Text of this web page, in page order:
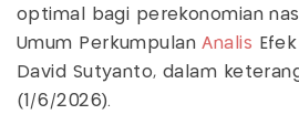
optimal bagi perekonomian
Umum PerkumpulanAnalis
David Sutyanto, dalam
(1/6/2026).